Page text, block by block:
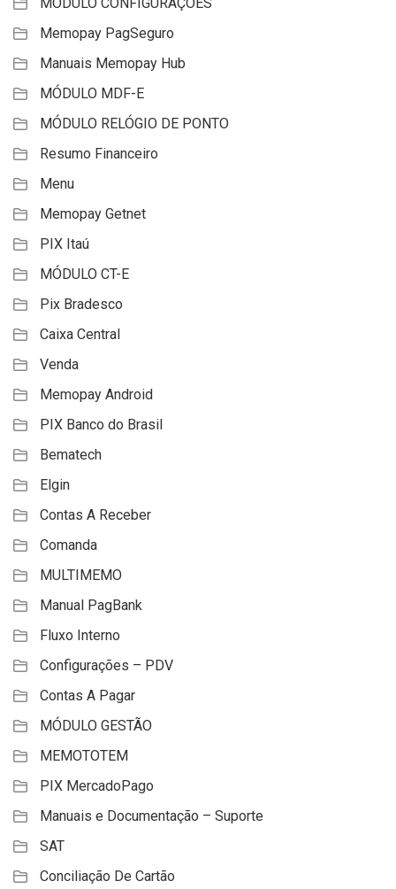
Memopay PagSeguro
Manuais Memopay Hub
MÓDULO MDF-E
MÓDULO RELÓGIO DE PONTO
Resumo Financeiro
Menu
Memopay Getnet
PIX Itaú
MÓDULO CT-E
Pix Bradesco
Caixa Central
Venda
Memopay Android
PIX Banco do Brasil
Bematech
Elgin
Contas A Receber
Comanda
MULTIMEMO
Manual PagBank
Fluxo Interno
Configurações – PDV
Contas A Pagar
MÓDULO GESTÃO
MEMOTOTEM
PIX MercadoPago
Manuais e Documentação – Suporte
SAT
Conciliação De Cartão